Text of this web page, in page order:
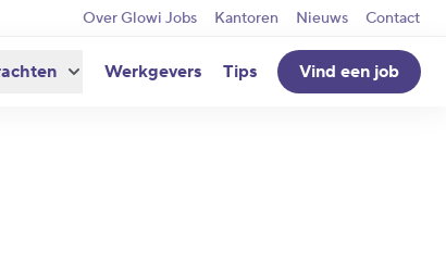
Over Glowi Jobs Kantoren Nieuws Contact
Werkgevers Tips Vind een job